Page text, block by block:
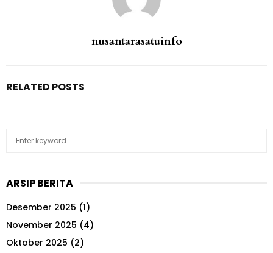
nusantarasatuinfo
RELATED POSTS
c
f
o
r
ARSIP BERITA
Desember 2025 (1)
November 2025 (4)
Oktober 2025 (2)